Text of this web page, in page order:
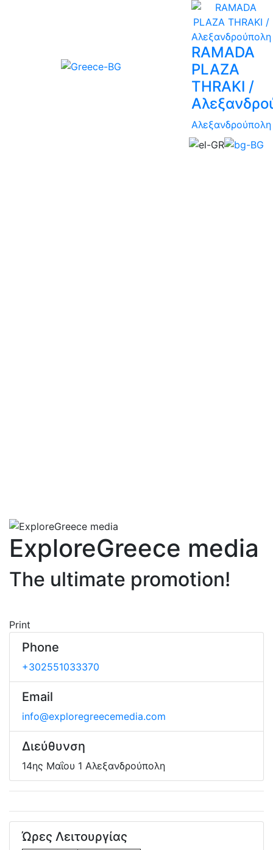
RAMADA
PLAZA
THRAKI /
Αλεξανδρούπολη
ExploreGreece media
The ultimate promotion!
Print
Phone
+302551033370
Email
info@exploregreecemedia.com
Διεύθυνση
14ης Μαΐου 1 Αλεξανδρούπολη
Ώρες Λειτουργίας